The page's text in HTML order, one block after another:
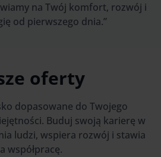
na Twój komfort, rozwój i
od pierwszego dnia.”
oferty
dopasowane do Twojego
Buduj swoją karierę w
ludzi, wspiera rozwój i stawia
współpracę.